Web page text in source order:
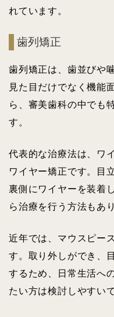
れています。
歯列矯正
歯列矯正は、歯並びや
見た目だけでなく機能
ら、審美歯科の中でも
す。
代表的な治療法は、ワ
ワイヤー矯正です。目
裏側にワイヤーを装着
ら治療を行う方法もあ
近年では、マウスピー
す。取り外しができ、
するため、日常生活へ
たい方は検討しやすい